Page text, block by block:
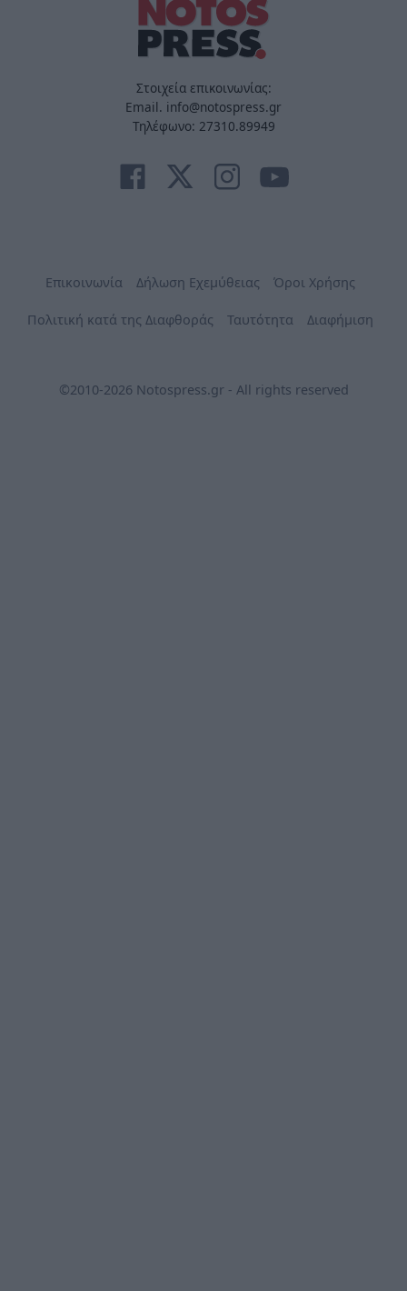
Στοιχεία επικοινωνίας:
Email. info@notospress.gr
Τηλέφωνο: 27310.89949
Επικοινωνία Δήλωση Εχεμύθειας Όροι Χρήσης
Πολιτική κατά της Διαφθοράς Ταυτότητα Διαφήμιση
©2010-2026 Notospress.gr - All rights reserved